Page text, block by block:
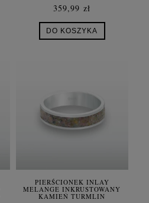
359,99 zł
DO KOSZYKA
PIERŚCIONEK INLAY
MELANGE INKRUSTOWANY
KAMIEŃ TURMLIN